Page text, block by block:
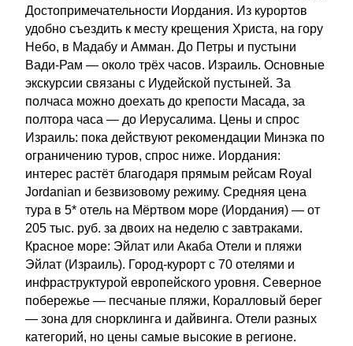
Достопримечательности Иордания. Из курортов
удобно съездить к месту крещения Христа, на гору
Небо, в Мадабу и Амман. До Петры и пустыни
Вади-Рам — около трёх часов. Израиль. Основные
экскурсии связаны с Иудейской пустыней. За
полчаса можно доехать до крепости Масада, за
полтора часа — до Иерусалима. Цены и спрос
Израиль: пока действуют рекомендации Минэка по
ограничению туров, спрос ниже. Иордания:
интерес растёт благодаря прямым рейсам Royal
Jordanian и безвизовому режиму. Средняя цена
тура в 5* отель на Мёртвом море (Иордания) — от
205 тыс. руб. за двоих на неделю с завтраками.
Красное море: Эйлат или Акаба Отели и пляжи
Эйлат (Израиль). Город-курорт с 70 отелями и
инфраструктурой европейского уровня. Северное
побережье — песчаные пляжи, Коралловый берег
— зона для снорклинга и дайвинга. Отели разных
категорий, но цены самые высокие в регионе.